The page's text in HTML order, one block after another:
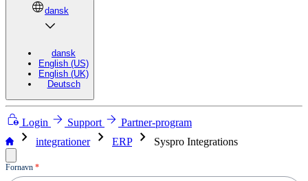
dansk
dansk
English (US)
English (UK)
Deutsch
Login Support Partner-program
chevron_right integrationer chevron_right ERP chevron_right Syspro Integrations
Demo
Fornavn *